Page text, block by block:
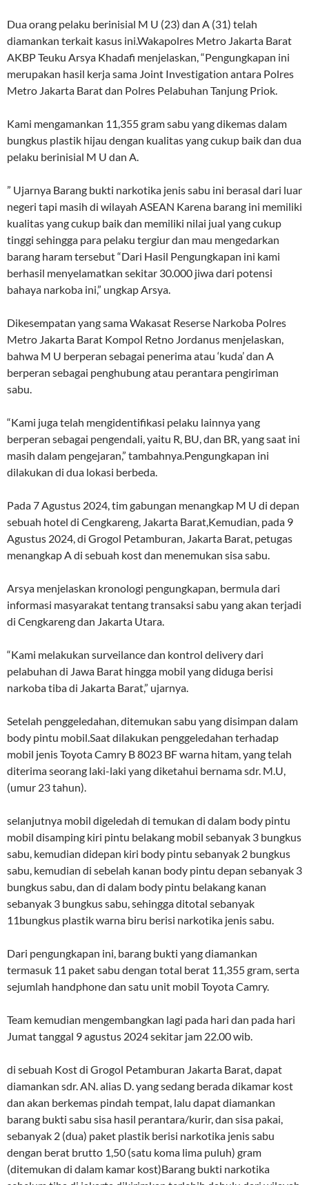
Dua orang pelaku berinisial M U (23) dan A (31) telah
diamankan terkait kasus ini.Wakapolres Metro Jakarta Barat
AKBP Teuku Arsya Khadafi menjelaskan, “Pengungkapan ini
merupakan hasil kerja sama Joint Investigation antara Polres
Metro Jakarta Barat dan Polres Pelabuhan Tanjung Priok.
Kami mengamankan 11,355 gram sabu yang dikemas dalam
bungkus plastik hijau dengan kualitas yang cukup baik dan dua
pelaku berinisial M U dan A.
” Ujarnya Barang bukti narkotika jenis sabu ini berasal dari luar
negeri tapi masih di wilayah ASEAN Karena barang ini memiliki
kualitas yang cukup baik dan memiliki nilai jual yang cukup
tinggi sehingga para pelaku tergiur dan mau mengedarkan
barang haram tersebut “Dari Hasil Pengungkapan ini kami
berhasil menyelamatkan sekitar 30.000 jiwa dari potensi
bahaya narkoba ini,” ungkap Arsya.
Dikesempatan yang sama Wakasat Reserse Narkoba Polres
Metro Jakarta Barat Kompol Retno Jordanus menjelaskan,
bahwa M U berperan sebagai penerima atau ‘kuda’ dan A
berperan sebagai penghubung atau perantara pengiriman
sabu.
“Kami juga telah mengidentifikasi pelaku lainnya yang
berperan sebagai pengendali, yaitu R, BU, dan BR, yang saat ini
masih dalam pengejaran,” tambahnya.Pengungkapan ini
dilakukan di dua lokasi berbeda.
Pada 7 Agustus 2024, tim gabungan menangkap M U di depan
sebuah hotel di Cengkareng, Jakarta Barat,Kemudian, pada 9
Agustus 2024, di Grogol Petamburan, Jakarta Barat, petugas
menangkap A di sebuah kost dan menemukan sisa sabu.
Arsya menjelaskan kronologi pengungkapan, bermula dari
informasi masyarakat tentang transaksi sabu yang akan terjadi
di Cengkareng dan Jakarta Utara.
“Kami melakukan surveilance dan kontrol delivery dari
pelabuhan di Jawa Barat hingga mobil yang diduga berisi
narkoba tiba di Jakarta Barat,” ujarnya.
Setelah penggeledahan, ditemukan sabu yang disimpan dalam
body pintu mobil.Saat dilakukan penggeledahan terhadap
mobil jenis Toyota Camry B 8023 BF warna hitam, yang telah
diterima seorang laki-laki yang diketahui bernama sdr. M.U,
(umur 23 tahun).
selanjutnya mobil digeledah di temukan di dalam body pintu
mobil disamping kiri pintu belakang mobil sebanyak 3 bungkus
sabu, kemudian didepan kiri body pintu sebanyak 2 bungkus
sabu, kemudian di sebelah kanan body pintu depan sebanyak 3
bungkus sabu, dan di dalam body pintu belakang kanan
sebanyak 3 bungkus sabu, sehingga ditotal sebanyak
11bungkus plastik warna biru berisi narkotika jenis sabu.
Dari pengungkapan ini, barang bukti yang diamankan
termasuk 11 paket sabu dengan total berat 11,355 gram, serta
sejumlah handphone dan satu unit mobil Toyota Camry.
Team kemudian mengembangkan lagi pada hari dan pada hari
Jumat tanggal 9 agustus 2024 sekitar jam 22.00 wib.
di sebuah Kost di Grogol Petamburan Jakarta Barat, dapat
diamankan sdr. AN. alias D. yang sedang berada dikamar kost
dan akan berkemas pindah tempat, lalu dapat diamankan
barang bukti sabu sisa hasil perantara/kurir, dan sisa pakai,
sebanyak 2 (dua) paket plastik berisi narkotika jenis sabu
dengan berat brutto 1,50 (satu koma lima puluh) gram
(ditemukan di dalam kamar kost)Barang bukti narkotika